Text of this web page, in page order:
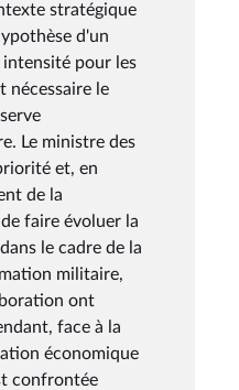
stratégique
d'un
intensité pour les
nécessaire le
Le ministre des
et, en
de la
faire évoluer la
le cadre de la
militaire,
ont
face à la
économique
confrontée